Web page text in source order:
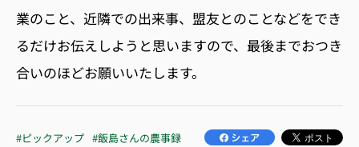
業のこと、近隣での出来事、盟友とのことなどをでき
るだけお伝えしようと思いますので、最後までおつき
合いのほどお願いいたします。
#ピックアップ #飯島さんの農事録